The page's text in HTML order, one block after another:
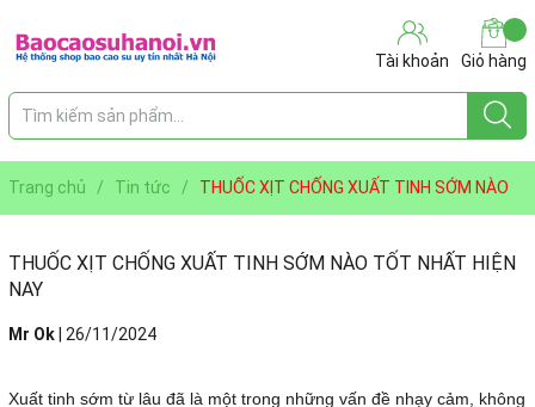
Tài khoản Giỏ hàng
Trang chủ / Tin tức /
THUỐC XỊT CHỐNG XUẤT TINH SỚM NÀO
TỐT NHẤT HIỆN NAY
THUỐC XỊT CHỐNG XUẤT TINH SỚM NÀO TỐT NHẤT HIỆN
NAY
Mr Ok 26/11/2024
Xuất tinh sớm từ lâu đã là một trong những vấn đề nhạy cảm, không